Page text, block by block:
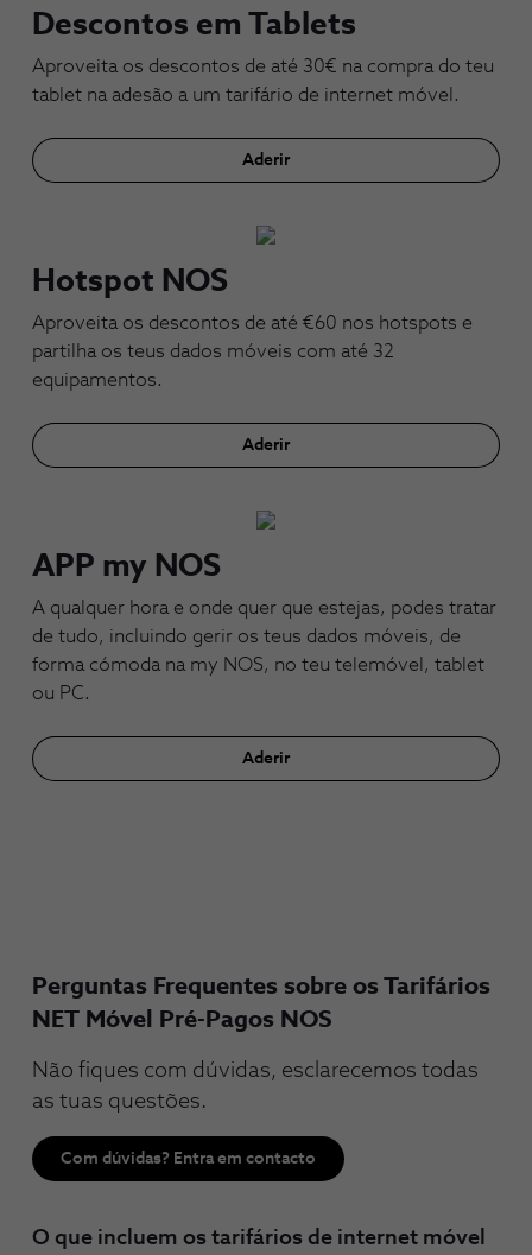
Descontos em Tablets
Aproveita os descontos de até 30€ na compra do teu
tablet na adesão a um tarifário de internet móvel.
Aderir
Hotspot NOS
Aproveita os descontos de até €60 nos hotspots e
partilha os teus dados móveis com até 32
equipamentos.
Aderir
APP my NOS
A qualquer hora e onde quer que estejas, podes tratar
de tudo, incluindo gerir os teus dados móveis, de
forma cómoda na my NOS, no teu telemóvel, tablet
ou PC.
Aderir
Perguntas Frequentes sobre os Tarifários
NET Móvel Pré-Pagos NOS
Não fiques com dúvidas, esclarecemos todas
as tuas questões.
Com dúvidas? Entra em contacto
O que incluem os tarifários de internet móvel